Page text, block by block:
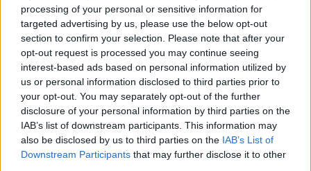
processing of your personal or sensitive information for
targeted advertising by us, please use the below opt-out
section to confirm your selection. Please note that after your
opt-out request is processed you may continue seeing
interest-based ads based on personal information utilized by
us or personal information disclosed to third parties prior to
your opt-out. You may separately opt-out of the further
disclosure of your personal information by third parties on the
IAB’s list of downstream participants. This information may
also be disclosed by us to third parties on the IAB’s List of
Downstream Participants that may further disclose it to other
TOP STORIES
EXTRA